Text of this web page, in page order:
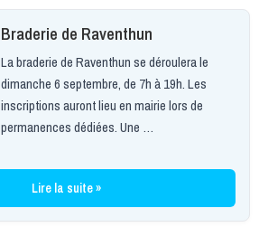
Braderie de Raventhun
La braderie de Raventhun se déroulera le
dimanche 6 septembre, de 7h à 19h. Les
inscriptions auront lieu en mairie lors de
permanences dédiées. Une …
Lire la suite »